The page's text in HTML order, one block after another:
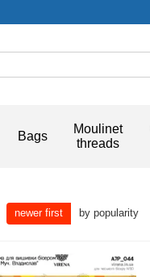
Bags
Moulinet
threads
newer first by popularity